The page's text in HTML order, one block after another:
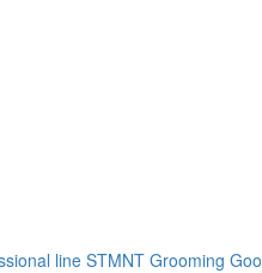
line STMNT Grooming